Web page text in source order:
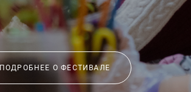
ПОДРОБНЕЕ О ФЕСТИВАЛЕ